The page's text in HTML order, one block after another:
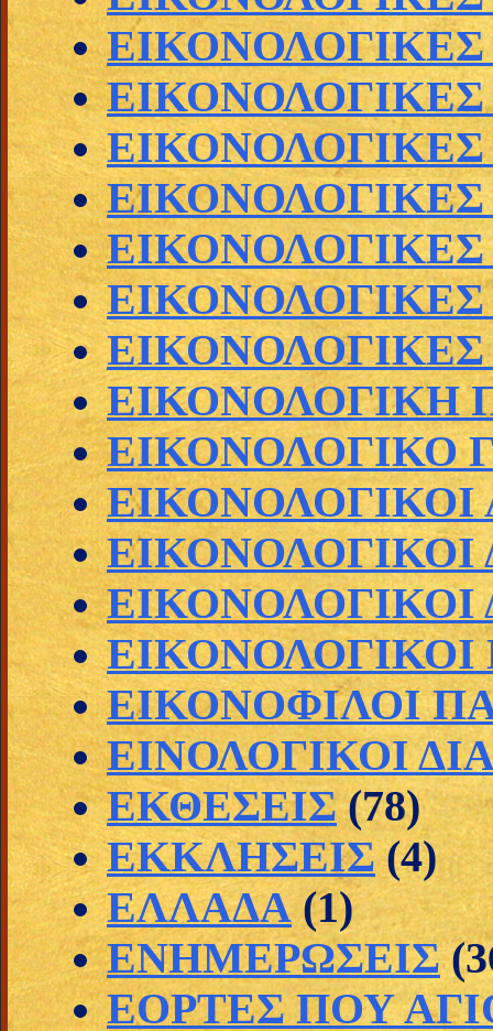
ΕΙΚΟΝΟΛΟΓΙΚΗ
ΕΙΚΟΝΟΛΟΓΙΚΟ
ΕΙΚΟΝΟΛΟΓΙΚΟΙ
ΕΙΚΟΝΟΛΟΓΙΚΟΙ
ΕΙΚΟΝΟΛΟΓΙΚΟΙ
ΕΙΚΟΝΟΦΙΛΟΙ
ΕΙΝΟΛΟΓΙΚΟΙ
ΕΚΘΕΣΕΙΣ (78)
ΕΚΚΛΗΣΕΙΣ (4)
ΕΛΛΑΔΑ (1)
ΕΝΗΜΕΡΩΣΕΙΣ
ΕΟΡΤΕΣ ΠΟΥ